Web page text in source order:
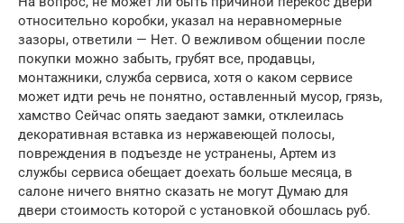
относительно коробки, указал на неравномерные
зазоры, ответили — Нет. О вежливом общении после
покупки можно забыть, грубят все, продавцы,
монтажники, служба сервиса, хотя о каком сервисе
может идти речь не понятно, оставленный мусор, грязь,
хамство Сейчас опять заедают замки, отклеилась
декоративная вставка из нержавеющей полосы,
повреждения в подъезде не устранены, Артем из
службы сервиса обещает доехать больше месяца, в
салоне ничего внятно сказать не могут Думаю для
двери стоимость которой с установкой обошлась руб.